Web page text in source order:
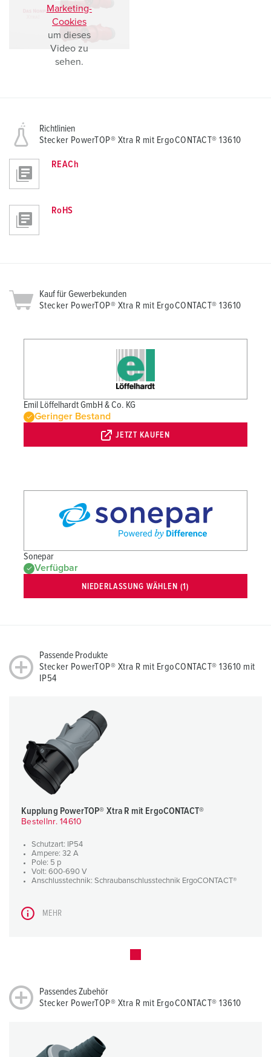
Marketing-
Cookies
um dieses
Video zu
sehen.
Richtlinien
Stecker PowerTOP® Xtra R mit ErgoCONTACT® 13610
REACh
RoHS
Kauf für Gewerbekunden
Stecker PowerTOP® Xtra R mit ErgoCONTACT® 13610
Emil Löffelhardt GmbH & Co. KG
Geringer Bestand
JETZT KAUFEN
Sonepar
Verfügbar
NIEDERLASSUNG WÄHLEN (1)
Passende Produkte
Stecker PowerTOP® Xtra R mit ErgoCONTACT® 13610 mit
IP54
Kupplung PowerTOP® Xtra R mit ErgoCONTACT®
Bestellnr. 14610
Schutzart: IP54
Ampere: 32 A
Pole: 5 p
Volt: 600-690 V
Anschlusstechnik: Schraubanschlusstechnik ErgoCONTACT®
MEHR
Passendes Zubehör
Stecker PowerTOP® Xtra R mit ErgoCONTACT® 13610